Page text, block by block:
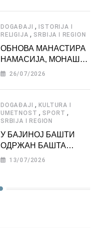
АТРАКЦИЈА
DOGAĐAJI , ISTORIJA I
RELIGIJA , SRBIJA I REGION
ОБНОВА МАНАСТИРА
НАМАСИЈА, МОНАШКЕ
ЗАДУЖБИНЕ
26/07/2026
DOGAĐAJI ,KULTURA I
UMETNOST , SPORT ,
SRBIJA I REGION
У БАЈИНОЈ БАШТИ
ОДРЖАН БАШТА
ФЕСТ 2026
13/07/2026